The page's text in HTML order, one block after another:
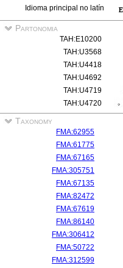
Idioma principal no latín
Partonomia
TAH:E10200
TAH:U3568
TAH:U4418
TAH:U4692
TAH:U4719
TAH:U4720
Taxonomy
FMA:62955
FMA:61775
FMA:67165
FMA:305751
FMA:67135
FMA:82472
FMA:67619
FMA:86140
FMA:306412
FMA:50722
FMA:312599